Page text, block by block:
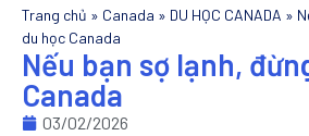
Trang chủ » Canada » DU HỌC CANADA »
du học Canada
Nếu bạn sợ lạnh,
Canada
03/02/2026